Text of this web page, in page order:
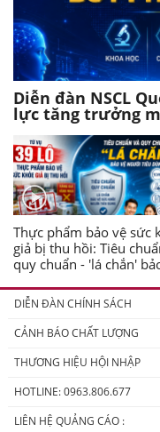
Diễn đàn NSCL
lực tăng trưởng
Thực phẩm bảo vệ sức
giả bị thu hồi: Tiêu
quy chuẩn - 'lá chắn'
DIỄN ĐÀN CHÍNH SÁCH
CẢNH BÁO CHẤT LƯỢNG
THƯƠNG HIỆU HỘI NHẬP
HOTLINE: 0963.806.677
LIÊN HỆ QUẢNG CÁO :